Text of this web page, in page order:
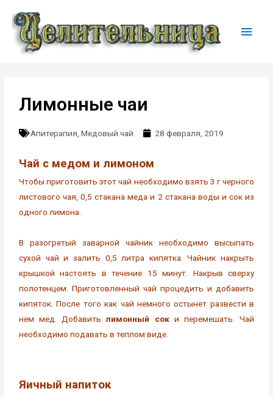
Лимонные чаи
Апитерапия ,Медовый чай 28 февраля, 2019
Чай с медом и лимоном
Чтобы приготовить этот чай необходимо взять 3 г черного
листового чая, 0,5 стакана меда и 2 стакана воды и сок из
одного лимона.
В разогретый заварной чайник необходимо высыпать
сухой чай и залить 0,5 литра кипятка. Чайник накрыть
крышкой настоять в течение 15 минут. Накрыв сверху
полотенцем. Приготовленный чай процедить и добавить
кипяток. После того как чай немного остынет развести в
нем мед. Добавитьлимонный сок и перемешать. Чай
необходимо подавать в теплом виде.
Яичный напиток